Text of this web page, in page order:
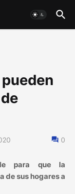
0
para que la
de sus hogares a